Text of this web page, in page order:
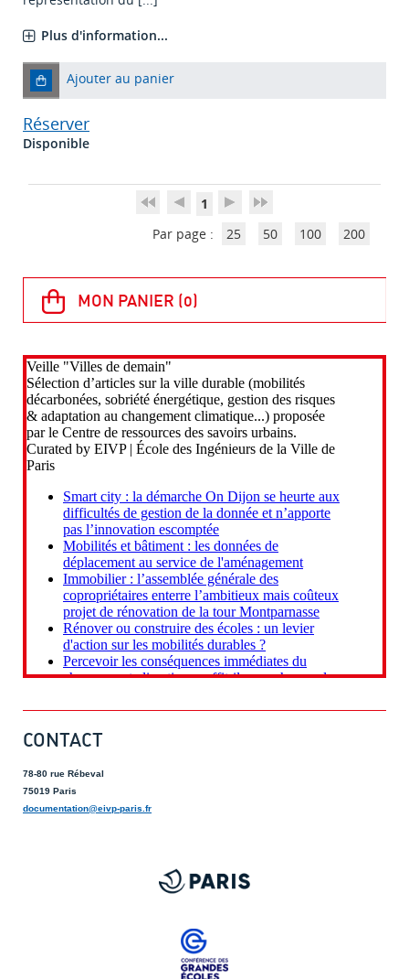
Plus d'information...
Ajouter au panier
Réserver
Disponible
1
Par page :
25 50 100 200
CONTACT
78-80 rue Rébeval
75019 Paris
documentation@eivp-paris.fr